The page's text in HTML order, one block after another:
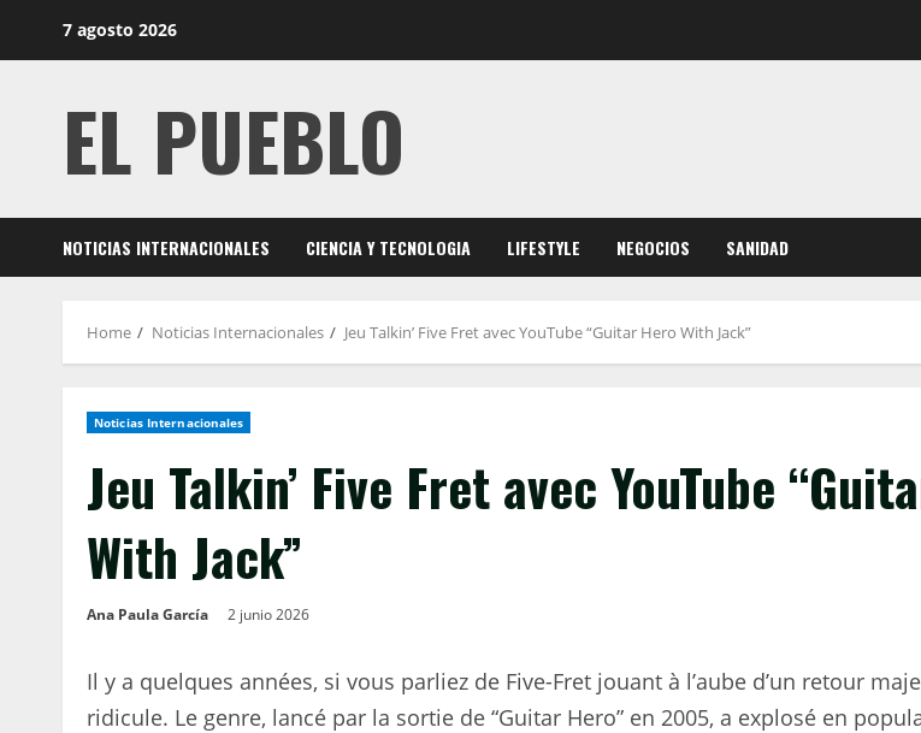
7 agosto 2026
EL PUEBLO
NOTICIAS INTERNACIONALES CIENCIA Y TECNOLOGIA LIFESTYLE NEGOCIOS SANIDAD
Home Noticias Internacionales Jeu Talkin’ Five Fret avec YouTube “Guitar Hero With Jack”
Noticias Internacionales
Jeu Talkin’ Five Fret avec YouTube
With Jack”
Ana Paula García 2 junio 2026
Il y a quelques années, si vous parliez de Five-Fret jouant à l’aube d’un retour
ridicule. Le genre, lancé par la sortie de “Guitar Hero” en 2005, a explosé en